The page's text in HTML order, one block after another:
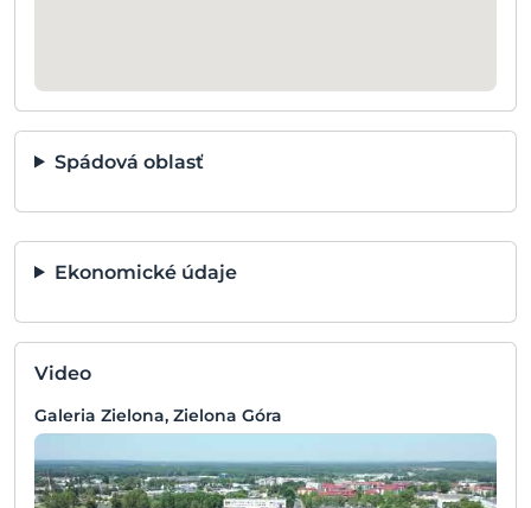
Spádová oblasť
Ekonomické údaje
Video
Galeria Zielona, Zielona Góra